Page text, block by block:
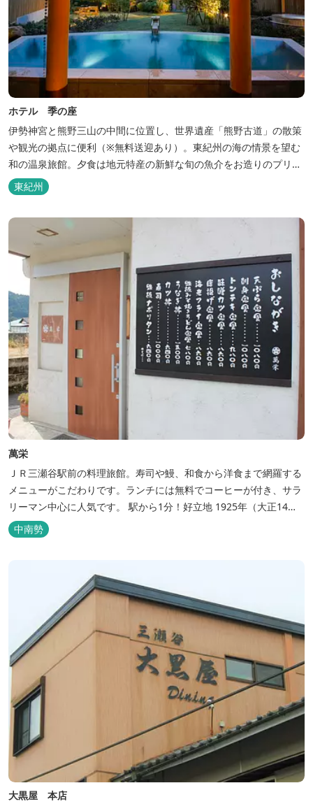
ホテル 季の座
伊勢神宮と熊野三山の中間に位置し、世界遺産「熊野古道」の散策
や観光の拠点に便利（※無料送迎あり）。東紀州の海の情景を望む
和の温泉旅館。夕食は地元特産の新鮮な旬の魚介をお造りのプリフ
ィックが人気の会席料理で。お好みの干物を炭火焼で楽しむ朝食バ
イキングが好評です。お仲間同士、そしてご家族で、さまざまな寛
ぎの時間をお楽しみください。 「きほく千年温泉」を自家源泉とし
た温泉大浴場棟には男女別に内湯...
東紀州
萬栄
ＪＲ三瀬谷駅前の料理旅館。寿司や鰻、和食から洋食まで網羅する
メニューがこだわりです。ランチには無料でコーヒーが付き、サラ
リーマン中心に人気です。 駅から1分！好立地 1925年（大正14
年）に開業した歴史ある旅館。JR三瀬谷駅から徒歩一分と好立地の
場所にあり、大変便利です。 部屋数は11室、大広間が2部屋。少人
中南勢
大黒屋 本店